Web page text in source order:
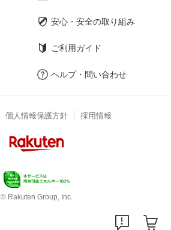
安心・安全の取り組み
ご利用ガイド
ヘルプ・問い合わせ
個人情報保護方針 採用情報
© Rakuten Group, Inc.